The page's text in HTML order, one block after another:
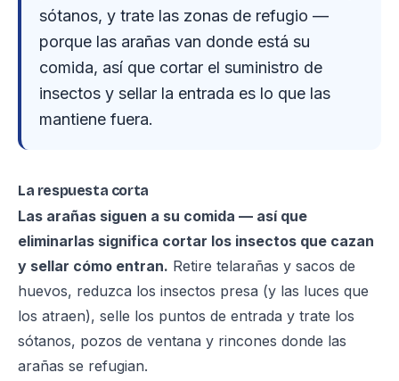
sótanos, y trate las zonas de refugio —
porque las arañas van donde está su
comida, así que cortar el suministro de
insectos y sellar la entrada es lo que las
mantiene fuera.
La respuesta corta
Las arañas siguen a su comida — así que
eliminarlas significa cortar los insectos que cazan
y sellar cómo entran. Retire telarañas y sacos de
huevos, reduzca los insectos presa (y las luces que
los atraen), selle los puntos de entrada y trate los
sótanos, pozos de ventana y rincones donde las
arañas se refugian.